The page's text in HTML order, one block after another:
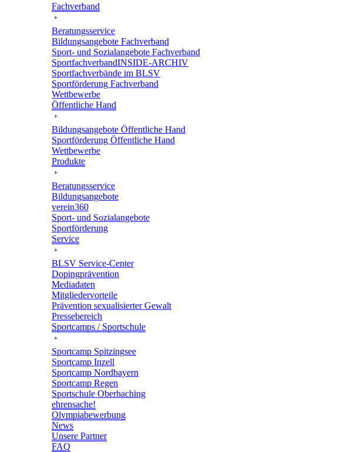
Fach­ver­band
Bera­tungs­ser­vice
Bildungs­an­ge­bote Fachverband
Sport- und Sozi­al­an­ge­bote Fachverband
Sport­fach­ver­ban­d­IN­SIDE-ARCHIV
Sport­fach­ver­bände im BLSV
Sport­för­de­rung Fachverband
Wett­be­werbe
Öffent­li­che Hand
Bildungs­an­ge­bote Öffent­li­che Hand
Sport­för­de­rung Öffent­li­che Hand
Wett­be­werbe
Produkte
Bera­tungs­ser­vice
Bildungs­an­ge­bote
verein360
Sport- und Sozialangebote
Sport­för­de­rung
Service
BLSV Service-Center
Doping­prä­ven­tion
Media­da­ten
Mitglie­der­vor­teile
Präven­tion sexua­li­sier­ter Gewalt
Pres­se­be­reich
Sport­camps / Sportschule
Sport­camp Spitzingsee
Sport­camp Inzell
Sport­camp Nordbayern
Sport­camp Regen
Sport­schule Oberhaching
ehren­sa­che!
Olym­pia­be­wer­bung
News
Unsere Part­ner
FAQ